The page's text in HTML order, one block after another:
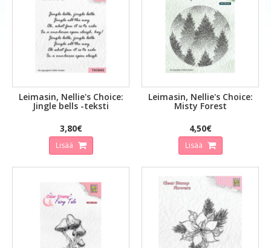
Leimasin, Nellie's Choice:
Jingle bells -teksti
3,80€
Lisää
Leimasin, Nellie's Choice:
Misty Forest
4,50€
Lisää